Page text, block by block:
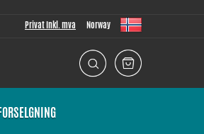
Privat Inkl. mva Norway